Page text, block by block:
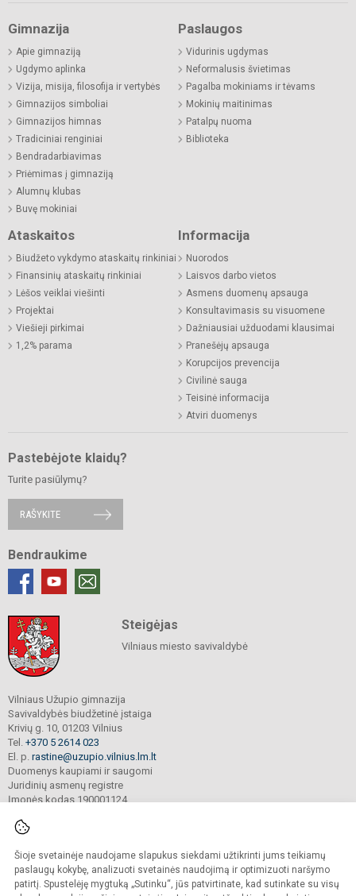
Šioje svetainėje naudojame slapukus siekdami užtikrinti jums teikiamų
paslaugų kokybę, analizuoti svetainės naudojimą ir optimizuoti naršymo
patirtį. Spustelėję mygtuką „Sutinku“, jūs patvirtinate, kad sutinkate su visų
Gimnazija
Apie gimnaziją
Ugdymo aplinka
Vizija, misija, filosofija ir vertybės
Gimnazijos simboliai
Gimnazijos himnas
Tradiciniai renginiai
Bendradarbiavimas
Priėmimas į gimnaziją
Alumnų klubas
Buvę mokiniai
Paslaugos
Vidurinis ugdymas
Neformalusis švietimas
Pagalba mokiniams ir tėvams
Mokinių maitinimas
Patalpų nuoma
Biblioteka
Ataskaitos
Biudžeto vykdymo ataskaitų rinkiniai
Finansinių ataskaitų rinkiniai
Lėšos veiklai viešinti
Projektai
Viešieji pirkimai
1,2% parama
Informacija
Nuorodos
Laisvos darbo vietos
Asmens duomenų apsauga
Konsultavimasis su visuomene
Dažniausiai užduodami klausimai
Pranešėjų apsauga
Korupcijos prevencija
Civilinė sauga
Teisinė informacija
Atviri duomenys
Pastebėjote klaidų?
Turite pasiūlymų?
RAŠYKITE
Bendraukime
Steigėjas
Vilniaus miesto savivaldybė
Vilniaus Užupio gimnazija
Savivaldybės biudžetinė įstaiga
Krivių g. 10, 01203 Vilnius
Tel. +370 5 2614 023
El. p. rastine@uzupio.vilnius.lm.lt
Duomenys kaupiami ir saugomi
Juridinių asmenų registre
Įmonės kodas 190001124
© 2025. Vilniaus Užupio gimnazija. Visos teisės saugomos.
Kopijuoti turinį be raštiško įstaigos administracijos sutikimo griežtai draudžiama.
Prieinamumo paraiška Slapukų valdymas